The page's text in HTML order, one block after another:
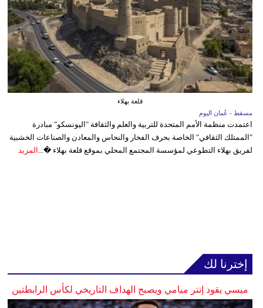
قلعة بهلاء
مسقط - عُمان اليوم
اعتمدت منظمة الأمم المتحدة للتربية والعلم والثقافة "اليونسكو" مبادرة
"الممتلك الثقافي" الخاصة بحرف الفخار والنحاس والمعادن والصناعات الخشبية
لفريق بهلاء التطوعي لمؤسسة المجتمع المحلي بموقع قلعة بهلاء �... المزيد
إخترنا لك
ميسي يقود إنتر ميامي ويصبح الهداف التاريخي لكأس الرابطتين